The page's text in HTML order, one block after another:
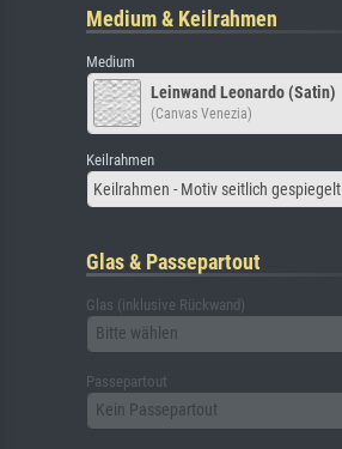
Medium & Keilrahmen
Medium
Leinwand Leonardo (Satin)
(Canvas Venezia)
Keilrahmen
Keilrahmen - Motiv seitlich gespiegelt
Glas & Passepartout
Glas (inklusive Rückwand)
Bitte wählen
Passepartout
Kein Passepartout